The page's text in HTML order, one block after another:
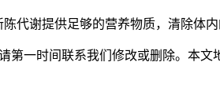
谢提供足够的营养物质，清除体内
时间联系我们修改或删除。本文地